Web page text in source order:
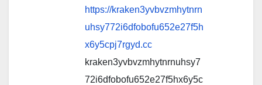
https://kraken3yvbvzmhytnrn
uhsy772i6dfobofu652e27f5h
x6y5cpj7rgyd.cc
kraken3yvbvzmhytnrnuhsy7
72i6dfobofu652e27f5hx6y5c